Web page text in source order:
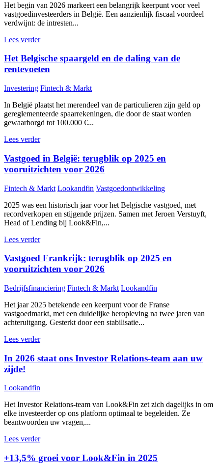
Het begin van 2026 markeert een belangrijk keerpunt voor veel
vastgoedinvesteerders in België. Een aanzienlijk fiscaal voordeel
verdwijnt: de intresten...
Lees verder
Het Belgische spaargeld en de daling van de
rentevoeten
Investering Fintech & Markt
In België plaatst het merendeel van de particulieren zijn geld op
gereglementeerde spaarrekeningen, die door de staat worden
gewaarborgd tot 100.000 €...
Lees verder
Vastgoed in België: terugblik op 2025 en
vooruitzichten voor 2026
Fintech & Markt Lookandfin Vastgoedontwikkeling
2025 was een historisch jaar voor het Belgische vastgoed, met
recordverkopen en stijgende prijzen. Samen met Jeroen Verstuyft,
Head of Lending bij Look&Fin,...
Lees verder
Vastgoed Frankrijk: terugblik op 2025 en
vooruitzichten voor 2026
Bedrijfsfinanciering Fintech & Markt Lookandfin
Het jaar 2025 betekende een keerpunt voor de Franse
vastgoedmarkt, met een duidelijke heropleving na twee jaren van
achteruitgang. Gesterkt door een stabilisatie...
Lees verder
In 2026 staat ons Investor Relations-team aan uw
zijde!
Lookandfin
Het Investor Relations-team van Look&Fin zet zich dagelijks in om
elke investeerder op ons platform optimaal te begeleiden. Ze
beantwoorden uw vragen,...
Lees verder
+13,5% groei voor Look&Fin in 2025